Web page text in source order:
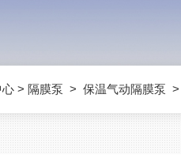
心 > 隔膜泵 > 保温气动隔膜泵